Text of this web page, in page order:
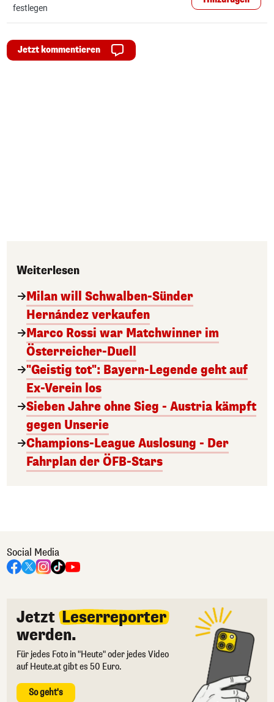
festlegen
Jetzt kommentieren
Weiterlesen
Milan will Schwalben-Sünder
Hernández verkaufen
Marco Rossi war Matchwinner im
Österreicher-Duell
"Geistig tot": Bayern-Legende geht auf
Ex-Verein los
Sieben Jahre ohne Sieg - Austria kämpft
gegen Unserie
Champions-League Auslosung - Der
Fahrplan der ÖFB-Stars
Social Media
Jetzt Leserreporter
werden.
Für jedes Foto in "Heute" oder jedes Video
auf Heute.at gibt es 50 Euro.
So geht's